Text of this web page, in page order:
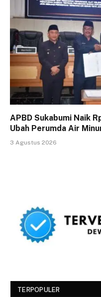
APBD Sukabumi Naik
Ubah Perumda Air
3 Agustus 2026
TERPOPULER